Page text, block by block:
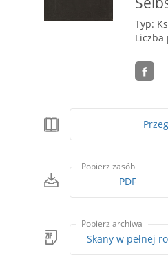
Typ:
Liczba
Pobierz zasób
PDF
Pobierz archiwa